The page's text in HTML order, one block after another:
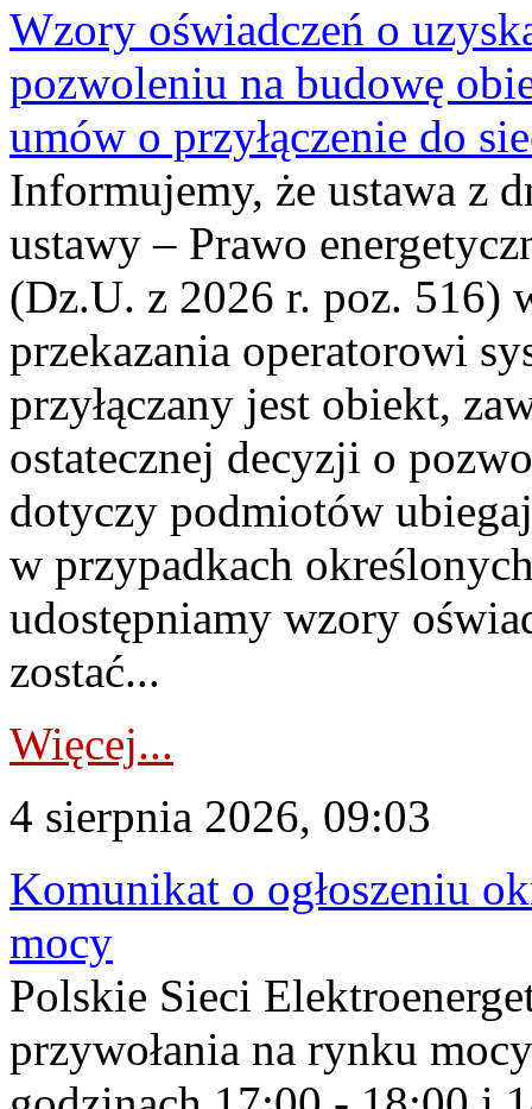
Wzory oświadczeń o
pozwoleniu na budowę
umów o przyłączenie do
Informujemy, że ustawa z
ustawy – Prawo
(Dz.U. z 2026 r. poz. 516)
przekazania operatorowi
przyłączany jest obiekt,
ostatecznej decyzji o
dotyczy podmiotów
w przypadkach
udostępniamy wzory
zostać...
Więcej...
4 sierpnia 2026, 09:03
Komunikat o ogłoszeniu
mocy
Polskie Sieci
przywołania na rynku